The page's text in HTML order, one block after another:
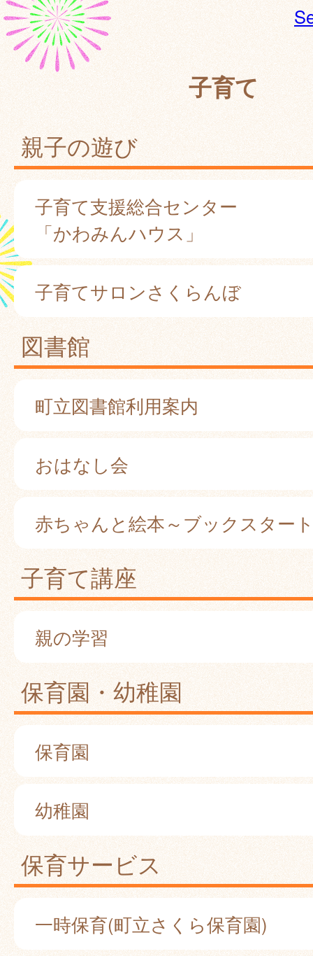
子育て
親子の遊び
子育て支援総合センター
「かわみんハウス」
子育てサロンさくらんぼ
図書館
町立図書館利用案内
おはなし会
赤ちゃんと絵本～ブックスター
子育て講座
親の学習
保育園・幼稚園
保育園
幼稚園
保育サービス
一時保育(町立さくら保育園)